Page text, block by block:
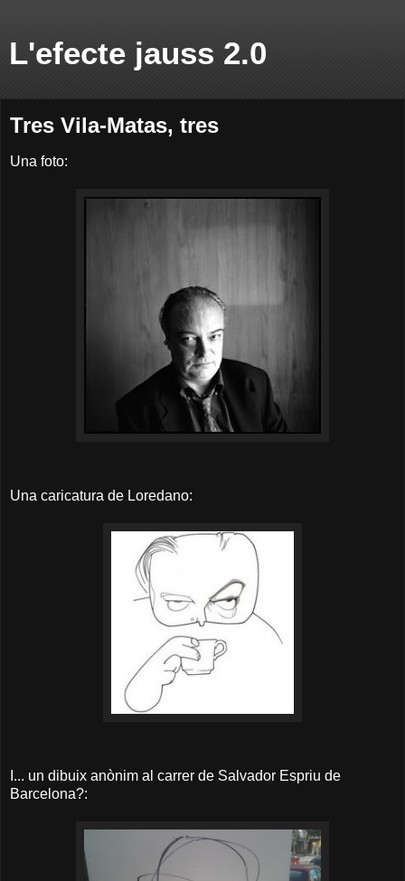
L'efecte jauss 2.0
Tres Vila-Matas, tres
Una foto:
Una caricatura de Loredano:
I... un dibuix anònim al carrer de Salvador Espriu de
Barcelona?: